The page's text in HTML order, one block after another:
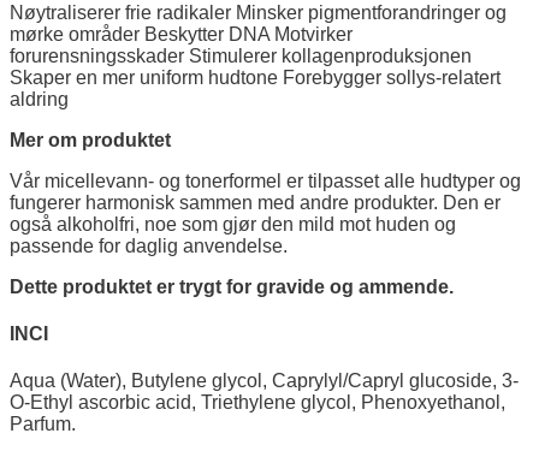
Nøytraliserer frie radikaler Minsker pigmentforandringer og
mørke områder Beskytter DNA Motvirker
forurensningsskader Stimulerer kollagenproduksjonen
Skaper en mer uniform hudtone Forebygger sollys-relatert
aldring
Mer om produktet
Vår micellevann- og tonerformel er tilpasset alle hudtyper og
fungerer harmonisk sammen med andre produkter. Den er
også alkoholfri, noe som gjør den mild mot huden og
passende for daglig anvendelse.
Dette produktet er trygt for gravide og ammende.
INCI
Aqua (Water), Butylene glycol, Caprylyl/Capryl glucoside, 3-
O-Ethyl ascorbic acid, Triethylene glycol, Phenoxyethanol,
Parfum.